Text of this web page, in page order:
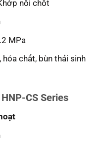
nối chốt
MPa
hóa chất, bùn thải sinh
CS Series